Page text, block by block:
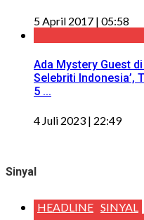
5 April 2017 | 05:58
Ada Mystery Guest
Selebriti Indonesia’,
5 ...
4 Juli 2023 | 22:49
Sinyal
HEADLINE SINYAL